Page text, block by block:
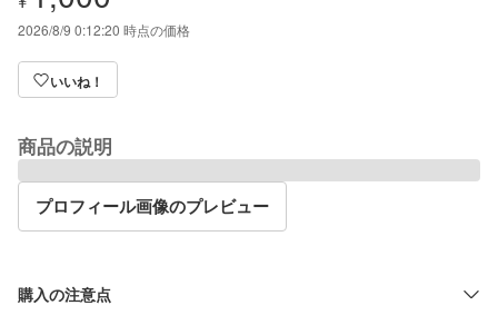
2026/8/9 0:12:20 時点の価格
いいね！
商品の説明
プロフィール画像のプレビュー
購入の注意点